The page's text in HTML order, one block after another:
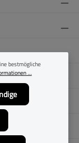
bestmögliche
...